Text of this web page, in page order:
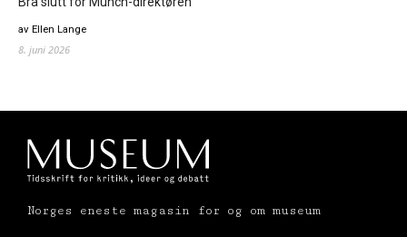
av Ellen Lange
8. juni 2026
Norges eneste magasin for og om museum